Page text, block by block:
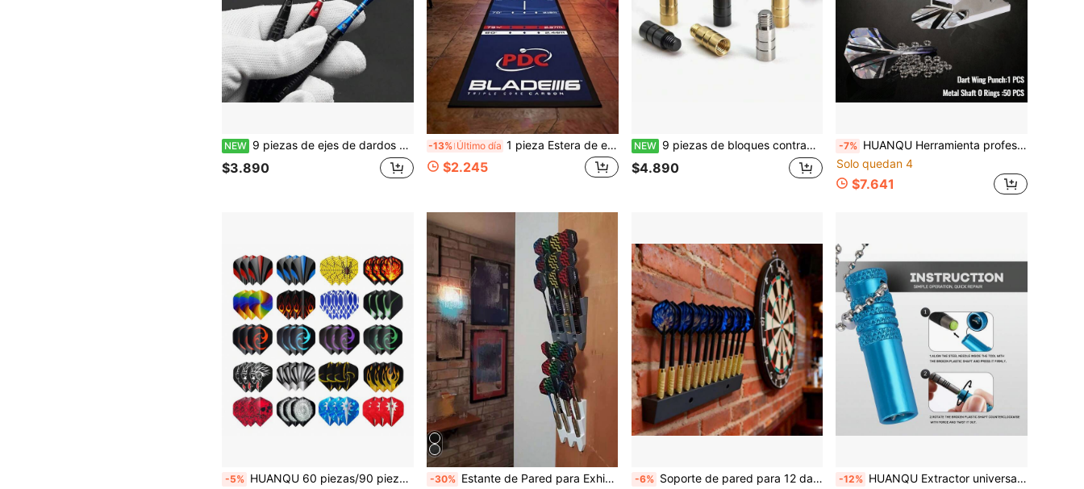
NEW 9 piezas de ejes de dardos de aluminio tallado de colores 2BA - Ejes de metal - Mejoran la precisión y la durabilidad
$3.890
-13% Último día 1 pieza Estera de entrenamiento de dardos con regla, resistente al desgaste, absorbente, de secado rápido, antideslizante para práctica y competiciones de lanzamiento
$2.245
NEW 9 piezas de bloques contrapeso de aleación de cobre con rosca 2BA, accesorios ajustadores de peso de dardos
$4.890
-7% HUANQU Herramienta profesional de punzonado de alas de dardos de acero inoxidable, Body ligero de 66g, durable, 1 punzonador de alas de dardos, incluye 50 anillos de resorte de metal, punzonado preciso sin dañar las alas de los dardos, adecuado para alas de dardos de PET, compacto y portátil para un almacenamiento fácil, accesorio práctico para el mantenimiento y reparación de dardos, regalo ideal
Solo quedan 4
$7.641
-5% HUANQU 60 piezas/90 piezas de vuelos de dardos estándar, 2 tamaños disponibles, combinación de múltiples estilos, vuelos de material PET duradero, adecuados para dardos de punta dura/suave, perfectos para entretenimiento de dardos en el hogar, entrenamiento de entusiastas de dardos, juego de accesorios de dardos, juego de vuelos de dardos de grado de competición, portátil, adecuado para principiantes/jugadores profesionales -30% Estante de Pared para Exhibición de Dardos, Sostiene 9 Dardos / Adecuado para Sala de Estar / Dormitorio / Estudio / Bar / Herramienta Ideal de Almacenamiento de Dardos, Diseño Ahorrador de Espacio, Estante de Almacenamiento de Pared (Tornillos No Incluidos). -6% Soporte de pared para 12 dardos, incluye tornillos, apto para dardos de acero y punta blanda, para uso en interiores y exteriores en la sala de estar, dormitorio, estudio, bar, organizador de almacenamiento de dardos, gran regalo para Halloween y Navidad, diseño ahorra espacio -12% HUANQU Extractor universal de vástago de dardos, herramienta de dardos para vástagos rotos, accesorios de dardos, herramienta de reparación de dardos, accesorios de dardos, opción perfecta para entusiastas de los dardos, adecuado para regalos de Pascua/Día de San Valentín/Ramadán/Día del Padre/Fiesta de cumpleaños